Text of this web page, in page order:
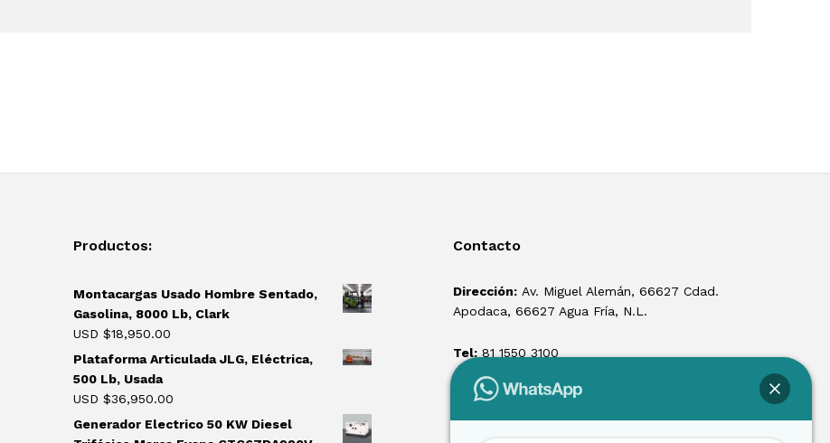
Productos:
Montacargas Usado Hombre Sentado,
Gasolina, 8000 Lb, Clark
USD $18,950.00
Plataforma Articulada JLG, Eléctrica,
500 Lb, Usada
USD $36,950.00
Generador Electrico 50 KW Diesel
Contacto
Dirección: Av. Miguel Alemán, 66627 Cdad.
Apodaca, 66627 Agua Fría, N.L.
Tel: 81 1550 3100
ventas@losmontacargas.mx